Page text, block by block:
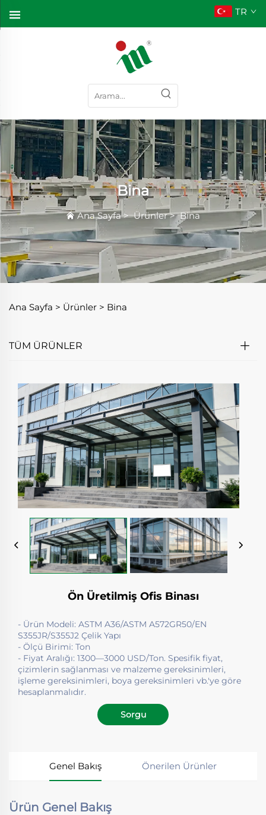
TR
Bina
Ana Sayfa>Ürünler>Bina
Ana Sayfa > Ürünler > Bina
TÜM ÜRÜNLER
Ön Üretilmiş Ofis Binası
- Ürün Modeli: ASTM A36/ASTM A572GR50/EN
S355JR/S355J2 Çelik Yapı
- Ölçü Birimi: Ton
- Fiyat Aralığı: 1300—3000 USD/Ton. Spesifik fiyat,
çizimlerin sağlanması ve malzeme gereksinimleri,
işleme gereksinimleri, boya gereksinimleri vb.'ye göre
hesaplanmalıdır.
Sorgu
Genel Bakış Önerilen Ürünler
Ürün Genel Bakış